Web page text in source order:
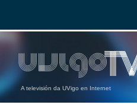
A televisión da UVigo en Internet